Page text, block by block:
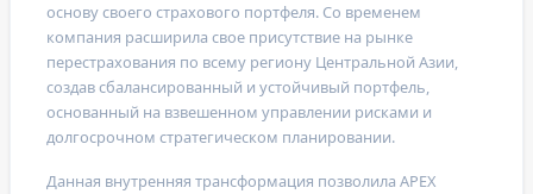
основу своего страхового портфеля. Со временем
компания расширила свое присутствие на рынке
перестрахования по всему региону Центральной Азии,
создав сбалансированный и устойчивый портфель,
основанный на взвешенном управлении рисками и
долгосрочном стратегическом планировании.
Данная внутренняя трансформация позволила APEX